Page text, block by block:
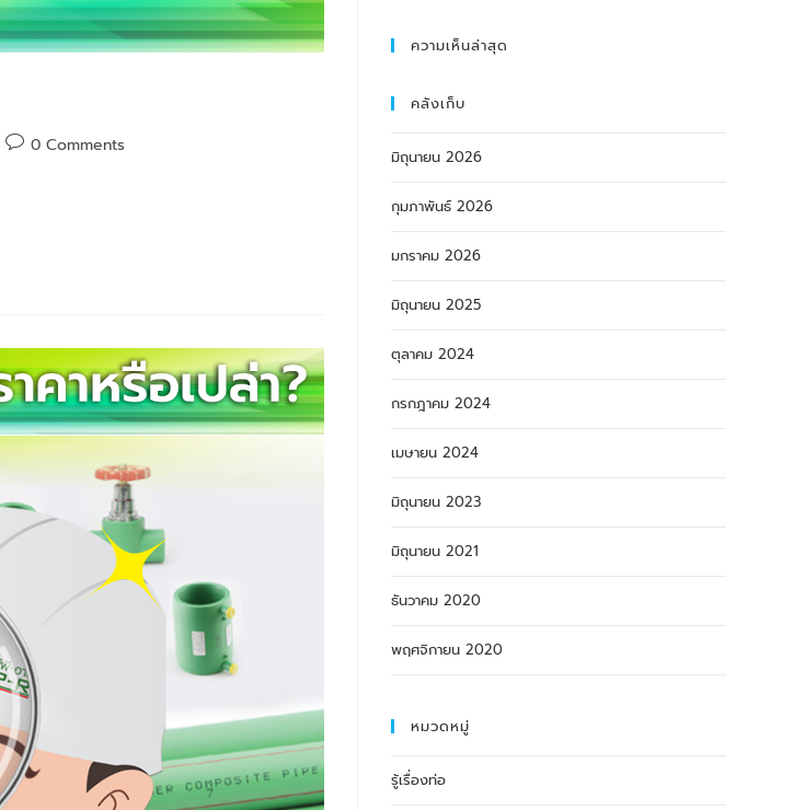
0 Comments
ความเห็นล่าสุด
คลังเก็บ
มิถุนายน 2026
กุมภาพันธ์ 2026
มกราคม 2026
มิถุนายน 2025
ตุลาคม 2024
กรกฎาคม 2024
เมษายน 2024
มิถุนายน 2023
มิถุนายน 2021
ธันวาคม 2020
พฤศจิกายน 2020
หมวดหมู่
รู้เรื่องท่อ